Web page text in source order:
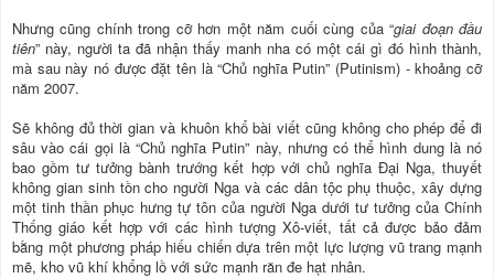
Nhưng cũng chính trong cỡ hơn một năm cuối cùng của “giai đoạn đầu
tiên” này, người ta đã nhận thấy manh nha có một cái gì đó hình thành,
mà sau này nó được đặt tên là “Chủ nghĩa Putin” (Putinism) - khoảng cỡ
năm 2007.
Sẽ không đủ thời gian và khuôn khổ bài viết cũng không cho phép để đi
sâu vào cái gọi là “Chủ nghĩa Putin” này, nhưng có thể hình dung là nó
bao gồm tư tưởng bành trướng kết hợp với chủ nghĩa Đại Nga, thuyết
không gian sinh tồn cho người Nga và các dân tộc phụ thuộc, xây dựng
một tinh thần phục hưng tự tôn của người Nga dưới tư tưởng của Chính
Thống giáo kết hợp với các hình tượng Xô-viết, tất cả được bảo đảm
bằng một phương pháp hiếu chiến dựa trên một lực lượng vũ trang mạnh
mẽ, kho vũ khí khổng lồ với sức mạnh răn đe hạt nhân.